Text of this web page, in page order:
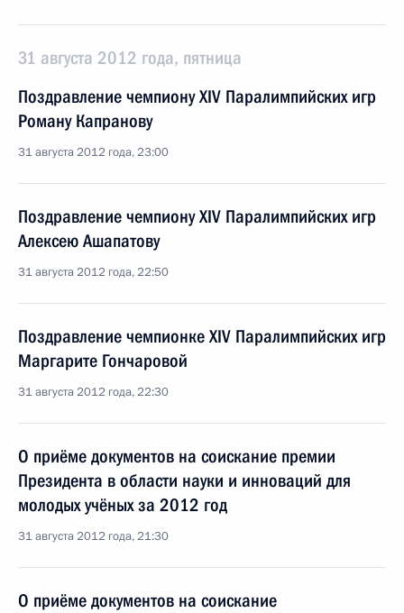
31 августа 2012 года, пятница
Поздравление чемпиону XIV Паралимпийских игр
Роману Капранову
31 августа 2012 года, 23:00
Поздравление чемпиону XIV Паралимпийских игр
Алексею Ашапатову
31 августа 2012 года, 22:50
Поздравление чемпионке XIV Паралимпийских игр
Маргарите Гончаровой
31 августа 2012 года, 22:30
О приёме документов на соискание премии
Президента в области науки и инноваций для
молодых учёных за 2012 год
31 августа 2012 года, 21:30
О приёме документов на соискание